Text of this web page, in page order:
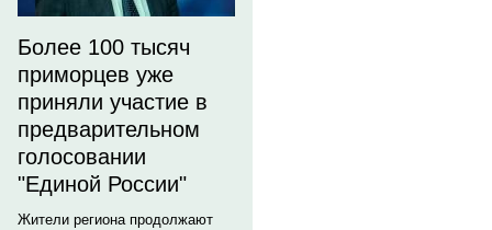
Более 100 тысяч
приморцев уже
приняли участие в
предварительном
голосовании
"Единой России"
Жители региона продолжают